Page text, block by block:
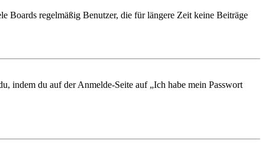
Boards regelmäßig Benutzer, die für längere Zeit keine Beiträge
indem du auf der Anmelde-Seite auf „Ich habe mein Passwort